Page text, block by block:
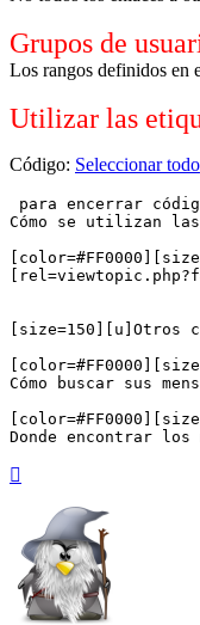
Grupos de
Los rangos definidos en
Utilizar las
Código: Seleccionar todo
para encerrar
Cómo se utilizan
Cómo buscar sus
Donde encontrar